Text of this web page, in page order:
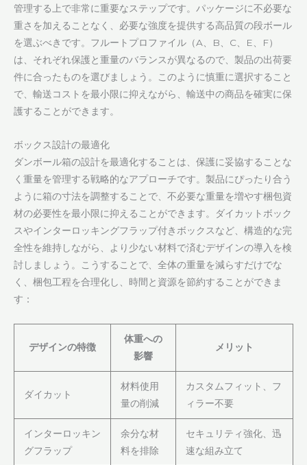
管理する上で非常に重要なステップです。パッケージに不必要な
重さを加えることなく、必要な強度を提供する高品質の段ボール
を選ぶべきです。フルートプロファイル（A、B、C、E、F）
は、それぞれ保護と重量のバランスが異なるので、製品の出荷要
件に合ったものを選びましょう。このように慎重に選択すること
で、輸送コストを最小限に抑えながら、輸送中の商品を確実に保
護することができます。
ボックス設計の最適化
ダンボール箱の設計を最適化することは、保護に妥協することな
く重量を管理する戦略的なアプローチです。製品にぴったり合う
ように箱の寸法を調整することで、不必要な重量を増やす梱包資
材の必要性を最小限に抑えることができます。ダイカットボック
スやインターロッキングフラップ付きボックスなど、構造的な完
全性を維持しながら、より少ない材料で済むデザインの導入を検
討しましょう。こうすることで、全体の重量を減らすだけでな
く、梱包工程を合理化し、時間と資源を節約することができま
す：
デザインの特徴
体重への
影響
メリット
ダイカット
材料使用
量の削減
カスタムフィット、フ
ィラー不要
インターロッキン
グフラップ
余分な材
料を排除
セキュリティ強化、迅
速な組み立て